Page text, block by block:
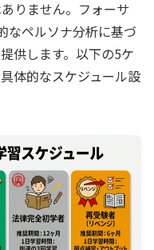
りません。フォーサ
なペルソナ分析に基づ
供します。以下の5ケ
体的なスケジュール設